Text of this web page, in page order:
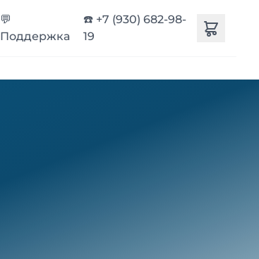
💬
Поддержка
☎️ +7 (930) 682-98-
19